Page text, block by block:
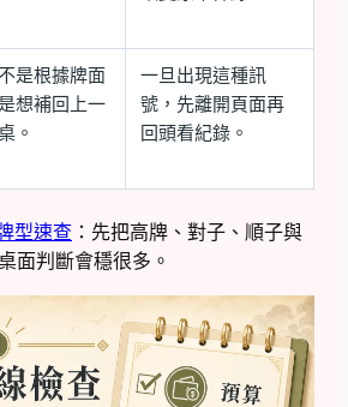
是根據牌面
想補回上一
。
一旦出現這種訊
號，先離開頁面再
回頭看紀錄。
型速查 ：先把高牌、對子、順子與
面判斷會穩很多。